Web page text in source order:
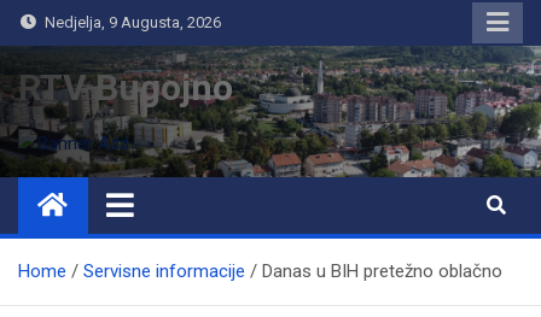
Nedjelja, 9 Augusta, 2026
RTV Bugojno
Home Servisne informacije Danas u BIH pretežno oblačno